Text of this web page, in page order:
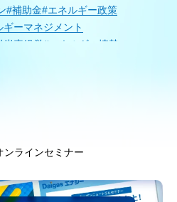
#補助金#エネルギー政策
ギーマネジメント
炭素経営 #エネルギー情勢
ンラインセミナー